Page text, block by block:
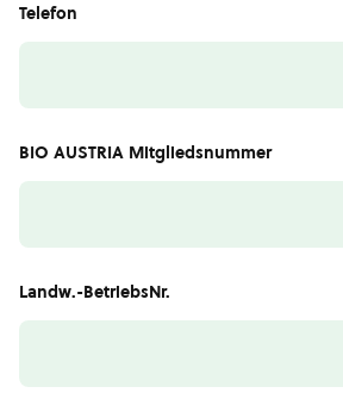
Telefon
BIO AUSTRIA Mitgliedsnummer
Landw.-BetriebsNr.